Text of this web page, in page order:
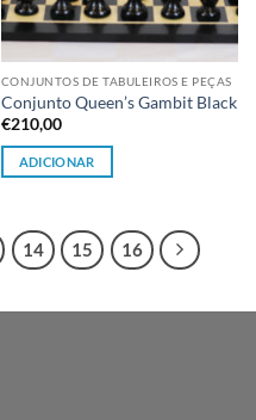
CONJUNTOS DE TABULEIROS E PEÇAS
Conjunto Queen’s Gambit Black
€210,00
ADICIONAR
14 15 16